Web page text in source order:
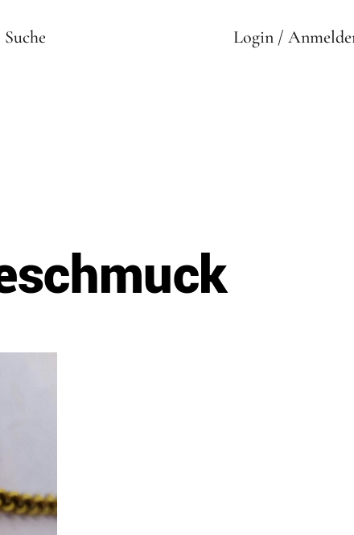
Suche Login /